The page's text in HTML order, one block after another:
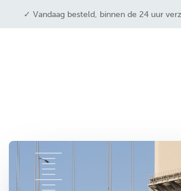
✓ Vandaag besteld, binnen de 24 uur